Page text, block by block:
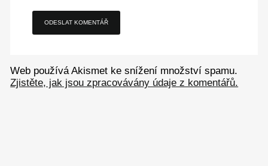
Web používá Akismet ke snížení množství spamu.
Zjistěte, jak jsou zpracovávány údaje z komentářů.